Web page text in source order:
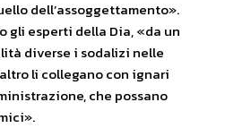
dell’assoggettamento».
gli esperti della Dia, «da un
diverse i sodalizi nelle
li collegano con ignari
che possano